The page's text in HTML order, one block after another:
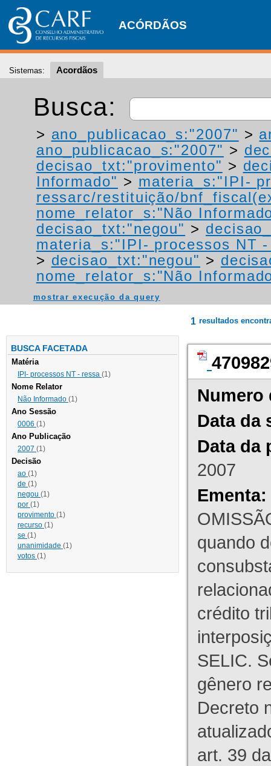
ACÓRDÃOS
Sistemas: Acordãos
Busca:
> ano_publicacao_s:"2007" >
ano_publicacao_s:"2007" >
decisao_txt:"provimento" >
Informado" > materia_s:"IPI-
ressarc/restituição/
nome_relator_s:"Não
decisao_txt:"negou" >
materia_s:"IPI- processos NT
> decisao_txt:"negou" >
nome_relator_s:"Não
mostrar execução da query
BUSCA FACETADA
Matéria
IPI- processos NT - ressa (1)
Nome Relator
Não Informado (1)
Ano Sessão
0006 (1)
Ano Publicação
2007 (1)
Decisão
ao (1)
de (1)
negou (1)
por (1)
provimento (1)
recurso (1)
se (1)
unanimidade (1)
votos (1)
1 resultados
Numero
Data da
Data da
2007
Ementa:
quando
crédito
SELIC.
gênero
Decreto
art. 39